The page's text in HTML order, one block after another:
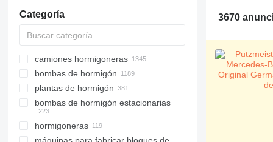
Categoría
camiones hormigoneras
bombas de hormigón
plantas de hormigón
plantas de hormigón móviles
bombas de hormigón estacionarias
hormigoneras
3670